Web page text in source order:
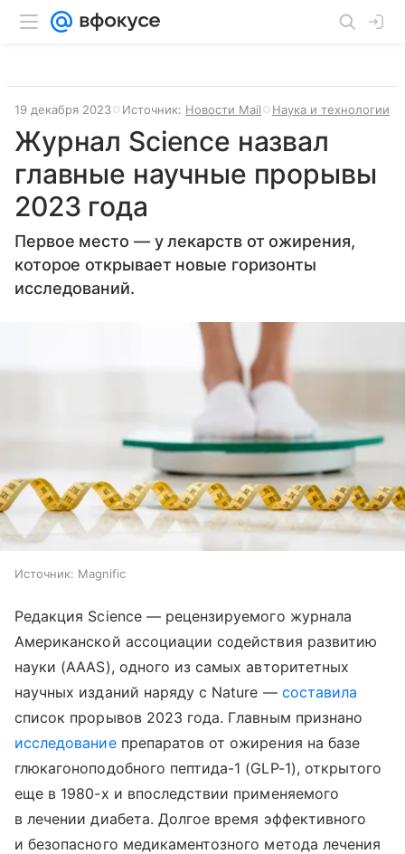
19 декабря 2023 Источник: Новости Mail Наука и технологии
Журнал Science назвал
главные научные прорывы
2023 года
Первое место — у лекарств от ожирения,
которое открывает новые горизонты
исследований.
Источник: Magnific
Редакция Science — рецензируемого журнала
Американской ассоциации содействия развитию
науки (AAAS), одного из самых авторитетных
научных изданий наряду с Nature — составила
список прорывов 2023 года. Главным признано
исследованиепрепаратов от ожирения на базе
глюкагоноподобного пептида-1 (GLP-1), открытого
еще в 1980-х и впоследствии применяемого
в лечении диабета. Долгое время эффективного
и безопасного медикаментозного метода лечения